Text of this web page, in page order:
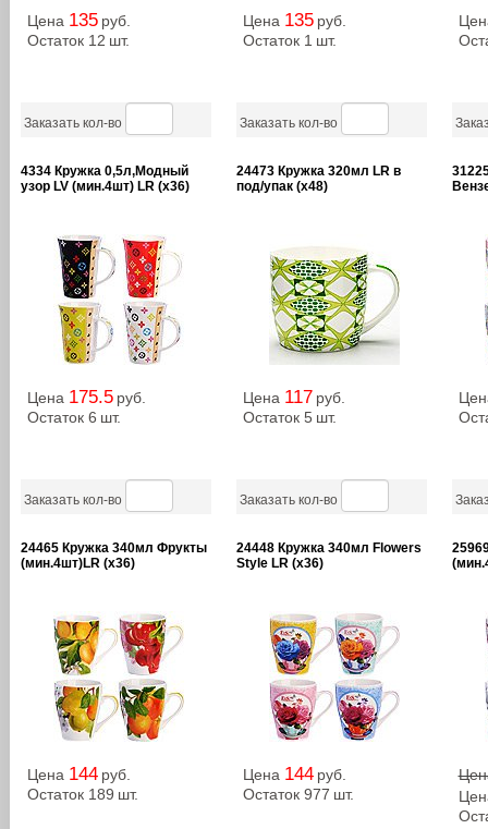
Цена 135 руб.
Остаток 12 шт.
Заказать кол-во
Цена 135 руб.
Остаток 1 шт.
Заказать кол-во
4334 Кружка 0,5л,Модный
узор LV (мин.4шт) LR (х36)
Цена 175.5 руб.
Остаток 6 шт.
Заказать кол-во
24473 Кружка 320мл LR в
под/упак (х48)
Цена 117 руб.
Остаток 5 шт.
Заказать кол-во
24465 Кружка 340мл Фрукты
(мин.4шт)LR (х36)
Цена 144 руб.
Остаток 189 шт.
24448 Кружка 340мл Flowers
Style LR (х36)
Цена 144 руб.
Остаток 977 шт.